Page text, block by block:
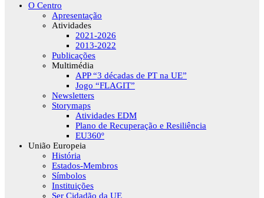
O Centro
Apresentação
Atividades
2021-2026
2013-2022
Publicações
Multimédia
APP “3 décadas de PT na UE”
Jogo “FLAGIT”
Newsletters
Storymaps
Atividades EDM
Plano de Recuperação e Resiliência
EU360º
União Europeia
História
Estados-Membros
Símbolos
Instituições
Ser Cidadão da UE